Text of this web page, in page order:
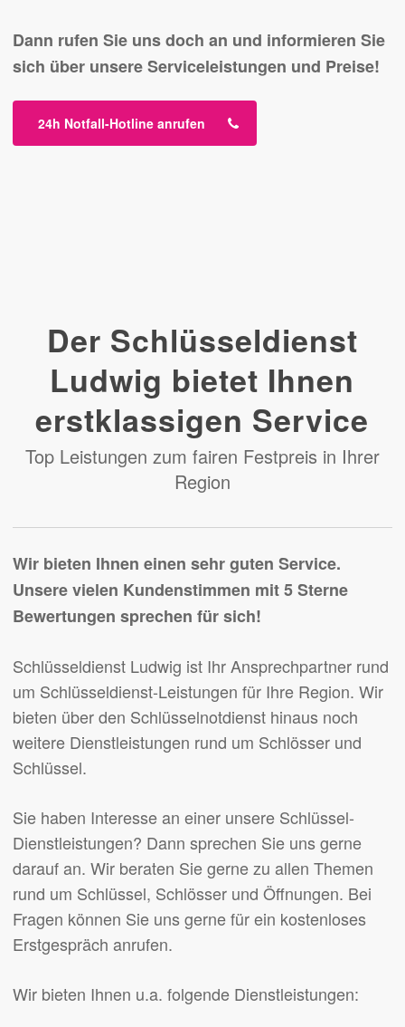
Dann rufen Sie uns doch an und informieren Sie
sich über unsere Serviceleistungen und Preise!
24h Notfall-Hotline anrufen
Der Schlüsseldienst
Ludwig bietet Ihnen
erstklassigen Service
Top Leistungen zum fairen Festpreis in Ihrer
Region
Wir bieten Ihnen einen sehr guten Service.
Unsere vielen Kundenstimmen mit 5 Sterne
Bewertungen sprechen für sich!
Schlüsseldienst Ludwig ist Ihr Ansprechpartner rund
um Schlüsseldienst-Leistungen für Ihre Region. Wir
bieten über den Schlüsselnotdienst hinaus noch
weitere Dienstleistungen rund um Schlösser und
Schlüssel.
Sie haben Interesse an einer unsere Schlüssel-
Dienstleistungen? Dann sprechen Sie uns gerne
darauf an. Wir beraten Sie gerne zu allen Themen
rund um Schlüssel, Schlösser und Öffnungen. Bei
Fragen können Sie uns gerne für ein kostenloses
Erstgespräch anrufen.
Wir bieten Ihnen u.a. folgende Dienstleistungen: